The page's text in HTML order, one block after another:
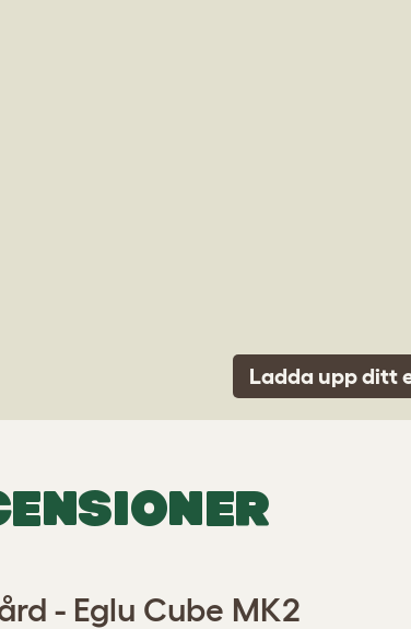
Ladda upp ditt
- Eglu Cube MK2